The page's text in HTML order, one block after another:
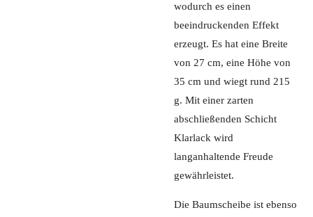
wodurch es einen
beeindruckenden Effekt
erzeugt. Es hat eine Breite
von 27 cm, eine Höhe von
35 cm und wiegt rund 215
g. Mit einer zarten
abschließenden Schicht
Klarlack wird
langanhaltende Freude
gewährleistet.
Die Baumscheibe ist ebenso